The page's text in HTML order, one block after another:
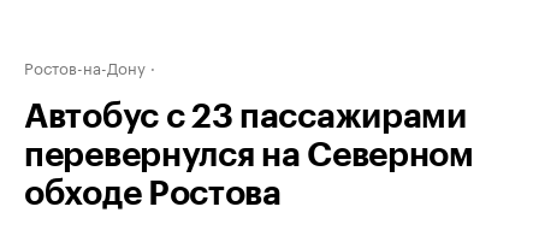
Ростов-на-Дону
Автобус с 23 пассажирами
перевернулся на Северном
обходе Ростова